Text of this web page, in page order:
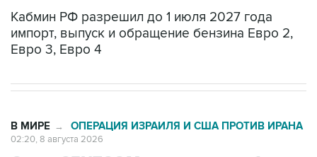
Евро 3, Евро 4
Силы CENTCOM перехватили более
50 торговых судов после